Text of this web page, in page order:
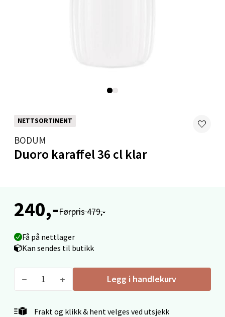
NETTSORTIMENT
BODUM
Duoro karaffel 36 cl klar
240,-Førpris 479,-
Få på nettlager
Kan sendes til butikk
Legg i handlekurv
Frakt og klikk & hent velges ved utsjekk
Mandal - Alti Mandal
Skarvøyveien 55, 4517 Mandal
0 i butikk
Fridtjof Nansensgate 22, 8622 Mo i Rana
Åpent i dag 09-19
0 i butikk